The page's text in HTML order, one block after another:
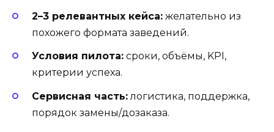
2–3 релевантных кейса: желательно из
похожего формата заведений.
Условия пилота: сроки, объёмы, KPI,
критерии успеха.
Сервисная часть: логистика, поддержка,
порядок замены/дозаказа.